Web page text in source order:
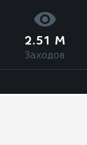
2.51 M
Заходов